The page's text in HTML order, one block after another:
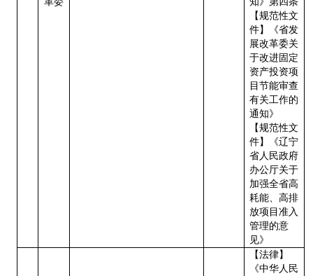
【规范性文
件】《省发
展改革委关
于改进固定
资产投资项
目节能审查
有关工作的
通知》
【规范性文
件】《辽宁
省人民政府
办公厅关于
加强全省高
耗能、高排
放项目准入
管理的意
见》
【法律】
《中华人民